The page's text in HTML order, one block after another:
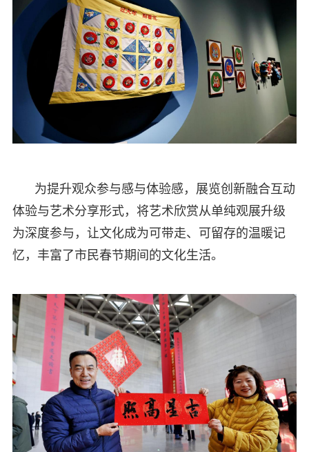
为提升观众参与感与体验感，展览创新融合互动
体验与艺术分享形式，将艺术欣赏从单纯观展升级
为深度参与，让文化成为可带走、可留存的温暖记
忆，丰富了市民春节期间的文化生活。